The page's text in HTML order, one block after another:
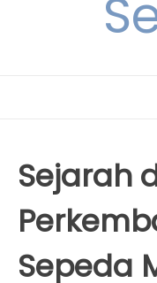
Sejarah
Sepeda